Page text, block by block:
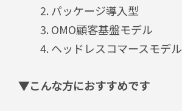
パッケージ導入型
OMO顧客基盤モデル
ヘッドレスコマースモデル
▼こんな方におすすめです